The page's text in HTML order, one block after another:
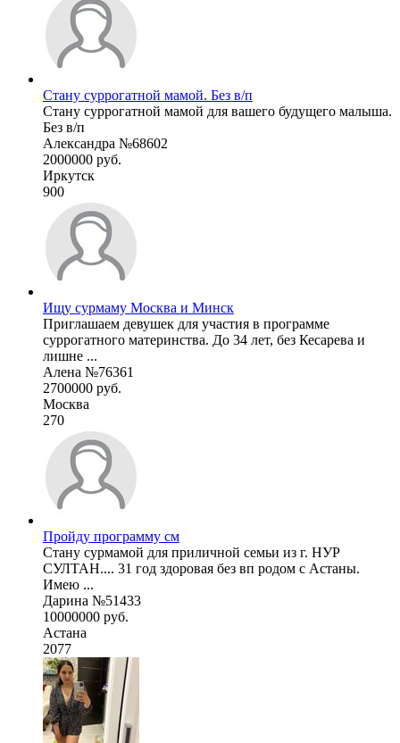
Стану суррогатной мамой. Без в/п
Стану суррогатной мамой для вашего будущего малыша.
Без в/п
Александра №68602
2000000 руб.
Иркутск
900
Ищу сурмаму Москва и Минск
Приглашаем девушек для участия в программе
суррогатного материнства. До 34 лет, без Кесарева и
лишне ...
Алена №76361
2700000 руб.
Москва
270
Пройду программу см
Стану сурмамой для приличной семьи из г. НУР
СУЛТАН.... 31 год здоровая без вп родом с Астаны.
Имею ...
Дарина №51433
10000000 руб.
Астана
2077